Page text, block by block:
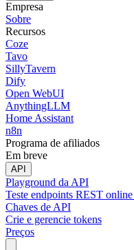
Empresa
Sobre
Recursos
Coze
Tavo
SillyTavern
Dify
Open WebUI
AnythingLLM
Home Assistant
n8n
Programa de afiliados
Em breve
API
Playground da API
Teste endpoints REST
Chaves de API
Crie e gerencie tokens
Preços